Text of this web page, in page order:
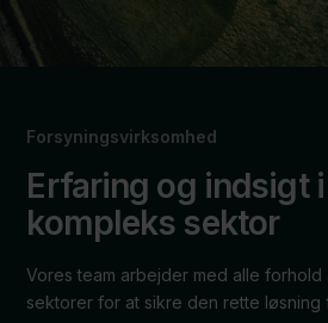
Forsyningsvirksomhed
Erfaring og indsigt
kompleks sektor
Vores team arbejder med alle
sektorer for at sikre den rette løsning